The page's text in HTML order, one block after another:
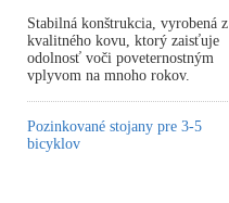
Stabilná konštrukcia, vyrobená z
kvalitného kovu, ktorý zaisťuje
odolnosť voči poveternostným
vplyvom na mnoho rokov.
Pozinkované stojany pre 3-5
bicyklov